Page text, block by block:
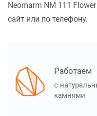
Neomarm NM 111
сайт или по телефону.
Работаем
с
камнями